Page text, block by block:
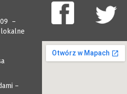
–
lokalne
–